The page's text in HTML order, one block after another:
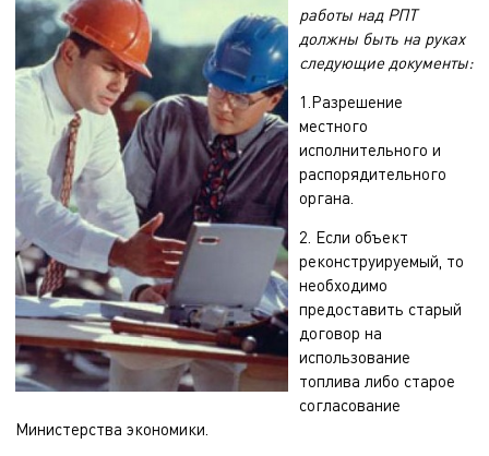
работы над РПТ
должны быть на руках
следующие документы:
1.Разрешение
местного
исполнительного и
распорядительного
органа.
2. Если объект
реконструируемый, то
необходимо
предоставить старый
договор на
использование
топлива либо старое
согласование
Министерства экономики.